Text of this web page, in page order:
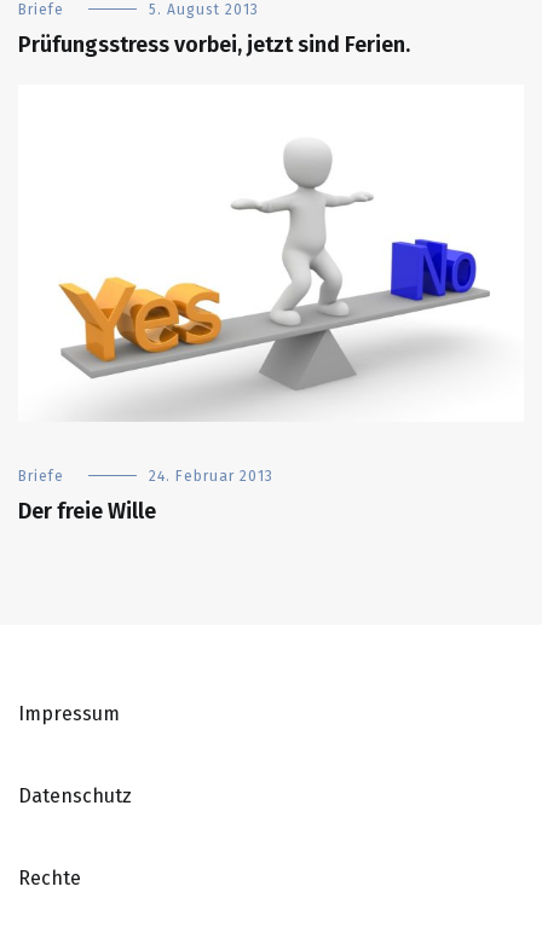
Briefe 5. August 2013
Prüfungsstress vorbei, jetzt sind Ferien.
Briefe 24. Februar 2013
Der freie Wille
Impressum
Datenschutz
Rechte